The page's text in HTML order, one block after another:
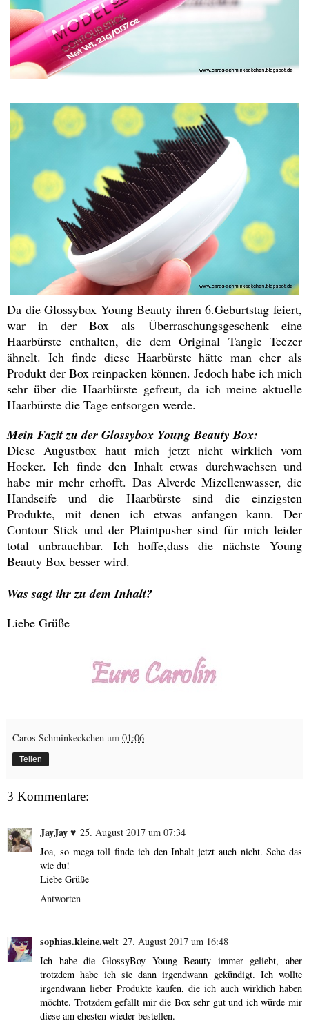
Da die Glossybox Young Beauty ihren 6.Geburtstag feiert,
war in der Box als Überraschungsgeschenk eine
Haarbürste enthalten, die dem Original Tangle Teezer
ähnelt. Ich finde diese Haarbürste hätte man eher als
Produkt der Box reinpacken können. Jedoch habe ich mich
sehr über die Haarbürste gefreut, da ich meine aktuelle
Haarbürste die Tage entsorgen werde.
Mein Fazit zu der Glossybox Young Beauty Box:
Diese Augustbox haut mich jetzt nicht wirklich vom
Hocker. Ich finde den Inhalt etwas durchwachsen und
habe mir mehr erhofft. Das Alverde Mizellenwasser, die
Handseife und die Haarbürste sind die einzigsten
Produkte, mit denen ich etwas anfangen kann. Der
Contour Stick und der Plaintpusher sind für mich leider
total unbrauchbar. Ich hoffe,dass die nächste Young
Beauty Box besser wird.
Was sagt ihr zu dem Inhalt?
Liebe Grüße
Caros Schminkeckchen um 01:06
Teilen
3 Kommentare:
JayJay ♥ 25. August 2017 um 07:34
Joa, so mega toll finde ich den Inhalt jetzt auch nicht. Sehe das
wie du!
Liebe Grüße
Antworten
sophias.kleine.welt 27. August 2017 um 16:48
Ich habe die GlossyBoy Young Beauty immer geliebt, aber
trotzdem habe ich sie dann irgendwann gekündigt. Ich wollte
irgendwann lieber Produkte kaufen, die ich auch wirklich haben
möchte. Trotzdem gefällt mir die Box sehr gut und ich würde mir
diese am ehesten wieder bestellen.